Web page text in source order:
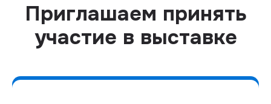
Приглашаем принять
участие в выставке